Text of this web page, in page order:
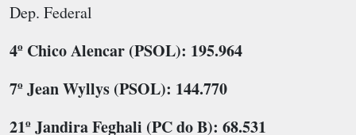
Dep. Federal
4º Chico Alencar (PSOL): 195.964
7º Jean Wyllys (PSOL): 144.770
21º Jandira Feghali (PC do B): 68.531